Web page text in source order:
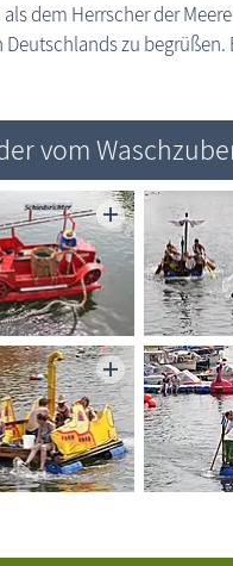
dem Herrscher der
Deutschlands zu begrüßen.
vom